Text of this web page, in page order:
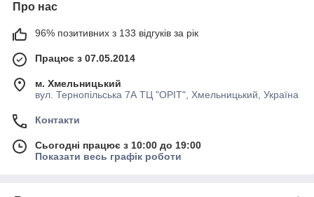
Про нас
96% позитивних з 133 відгуків за рік
Працює з 07.05.2014
м. Хмельницький
вул. Тернопільська 7А ТЦ "ОРІТ", Хмельницький, Україна
Контакти
Сьогодні працює з 10:00 до 19:00
Показати весь графік роботи